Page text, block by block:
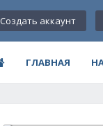
Создать аккаунт
ГЛАВНАЯ